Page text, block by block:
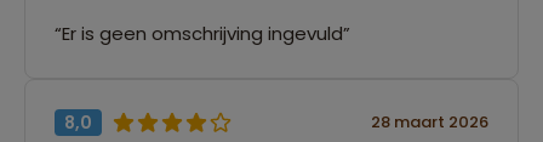
“Er is geen omschrijving ingevuld”
8,0 28 maart 2026